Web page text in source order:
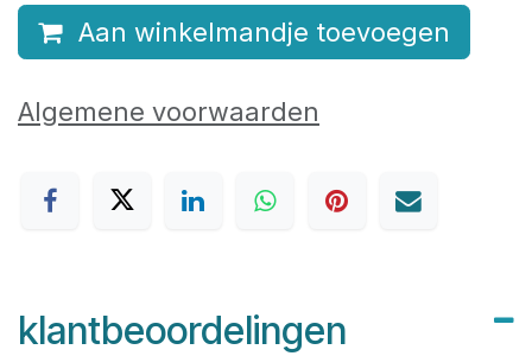
Aan winkelmandje toevoegen
Algemene voorwaarden
klantbeoordelingen